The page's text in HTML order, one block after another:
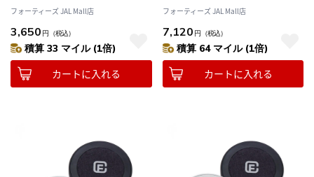
フォーティーズ JAL Mall店
3,650 円 （税込）
積算 33 マイル (1倍)
カートに入れる
フォーティーズ JAL Mall店
7,120 円 （税込）
積算 64 マイル (1倍)
カートに入れる